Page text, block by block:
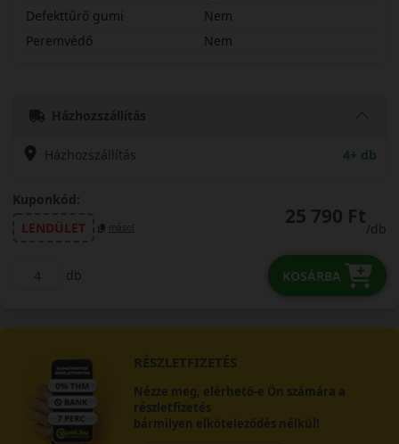
Defekttűrő gumi
Nem
Peremvédő
Nem
Házhozszállítás
Házhozszállítás 4+ db
Kuponkód:
LENDÜLET
másol 25 790 Ft
/db
db KOSÁRBA
RÉSZLETFIZETÉS
Nézze meg, elérhető-e Ön számára a
részletfizetés
bármilyen elköteleződés nélkül!